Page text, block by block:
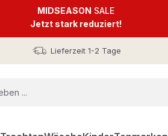
MIDSEASON SALE
Jetzt stark reduziert!
Lieferzeit 1-2 Tage